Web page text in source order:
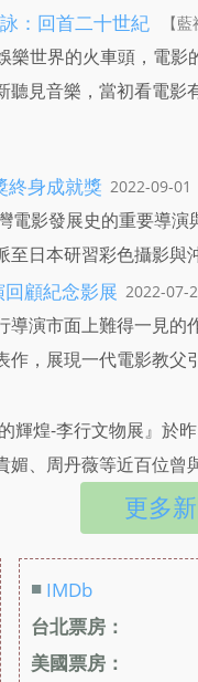
：回首二十世紀 【
樂世界的火車頭，電
見音樂，當初看電影
終身成就獎 2022-09-01
電影發展史的重要導
日本研習彩色攝影與
顧紀念影展 2022-07-
導演市面上難得一見
，展現一代電影教父
輝煌-李行文物展』
媚、周丹薇等近百位曾
更多
■ IMDb
台北票房：
美國票房：